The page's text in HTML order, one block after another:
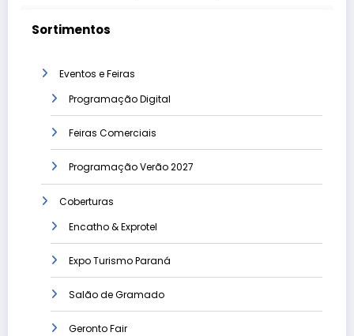
Sortimentos
Eventos e Feiras
Programação Digital
Feiras Comerciais
Programação Verão 2027
Coberturas
Encatho & Exprotel
Expo Turismo Paraná
Salão de Gramado
Geronto Fair